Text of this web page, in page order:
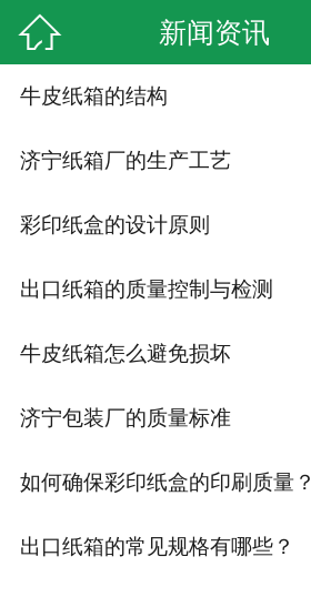
 新闻资讯
牛皮纸箱的结构
济宁纸箱厂的生产工艺
彩印纸盒的设计原则
出口纸箱的质量控制与检测
牛皮纸箱怎么避免损坏
济宁包装厂的质量标准
如何确保彩印纸盒的印刷质量？
出口纸箱的常见规格有哪些？